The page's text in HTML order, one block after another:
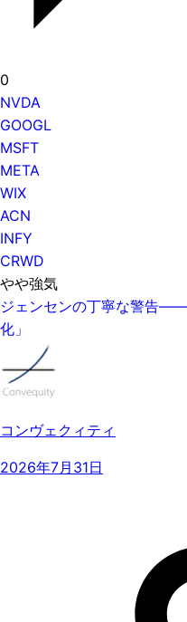
0
NVDA
GOOGL
MSFT
META
WIX
ACN
INFY
CRWD
やや強気
ジェンセンの丁寧な警告
化」
コンヴェクィティ
2026年7月31日